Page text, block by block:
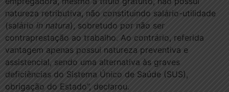
natureza retributiva, não constituindo salário-utilidade
(salário in natura), sobretudo por não ser
contraprestação ao trabalho. Ao contrário, referida
vantagem apenas possui natureza preventiva e
assistencial, sendo uma alternativa às graves
deficiências do Sistema Único de Saúde (SUS),
obrigação do Estado”, declarou.